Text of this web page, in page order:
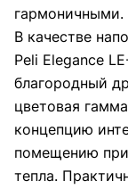
гармоничными.
В качестве
Peli Elegance
благородный
цветовая
концепцию
помещению
тепла.